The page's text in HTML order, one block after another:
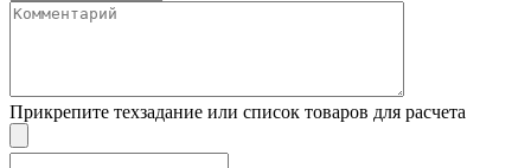
Прикрепите техзадание или список товаров для расчета